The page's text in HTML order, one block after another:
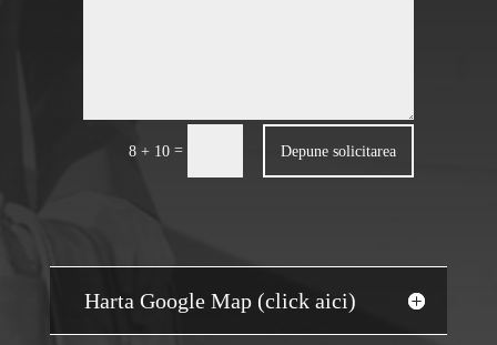
8 + 10 = Depune solicitarea
Harta Google Map (click aici)